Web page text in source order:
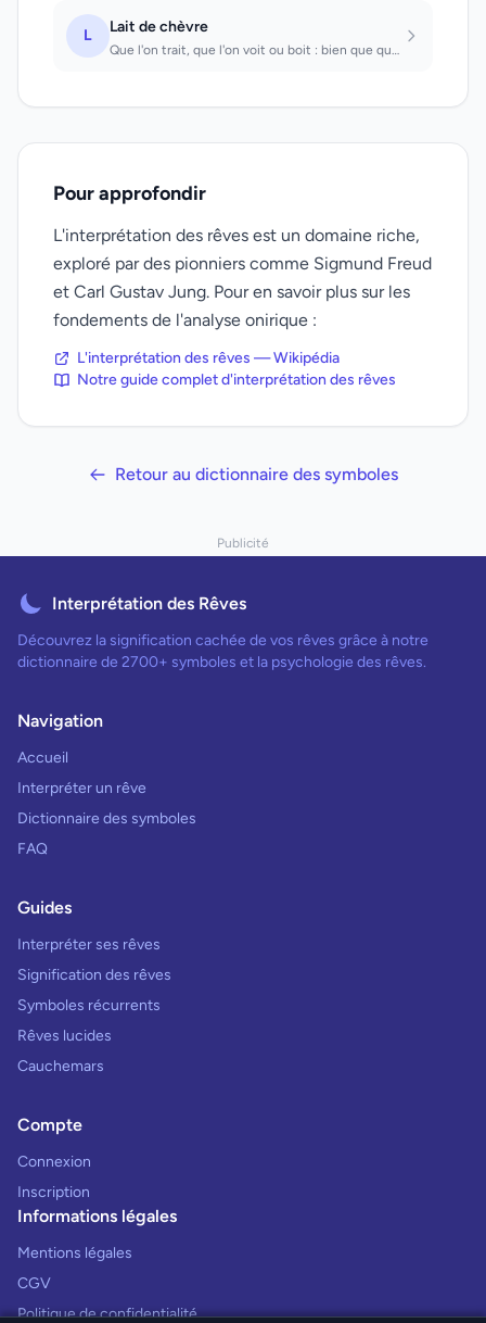
L Lait de chèvre
Que l'on trait, que l'on voit ou boit : bien que quelqu'un ait sans cesse des cr...
Pour approfondir
L'interprétation des rêves est un domaine riche,
exploré par des pionniers comme Sigmund Freud
et Carl Gustav Jung. Pour en savoir plus sur les
fondements de l'analyse onirique :
L'interprétation des rêves — Wikipédia
Notre guide complet d'interprétation des rêves
Retour au dictionnaire des symboles
Publicité
Interprétation des Rêves
Découvrez la signification cachée de vos rêves grâce à notre
dictionnaire de 2700+ symboles et la psychologie des rêves.
Navigation
Accueil
Interpréter un rêve
Dictionnaire des symboles
FAQ
Guides
Interpréter ses rêves
Signification des rêves
Symboles récurrents
Rêves lucides
Cauchemars
Compte
Connexion
Inscription
Informations légales
Mentions légales
CGV
Politique de confidentialité